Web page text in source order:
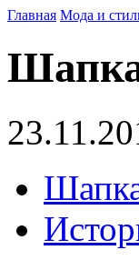
Главная Мода и